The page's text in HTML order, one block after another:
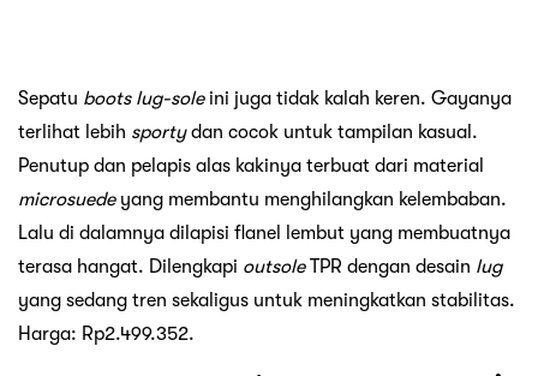
Sepatu boots lug-soleini juga tidak kalah keren. Gayanya
terlihat lebih sportydan cocok untuk tampilan kasual.
Penutup dan pelapis alas kakinya terbuat dari material
microsuede yang membantu menghilangkan kelembaban.
Lalu di dalamnya dilapisi flanel lembut yang membuatnya
terasa hangat. Dilengkapi outsoleTPR dengan desain lug
yang sedang tren sekaligus untuk meningkatkan stabilitas.
Harga: Rp2.499.352.